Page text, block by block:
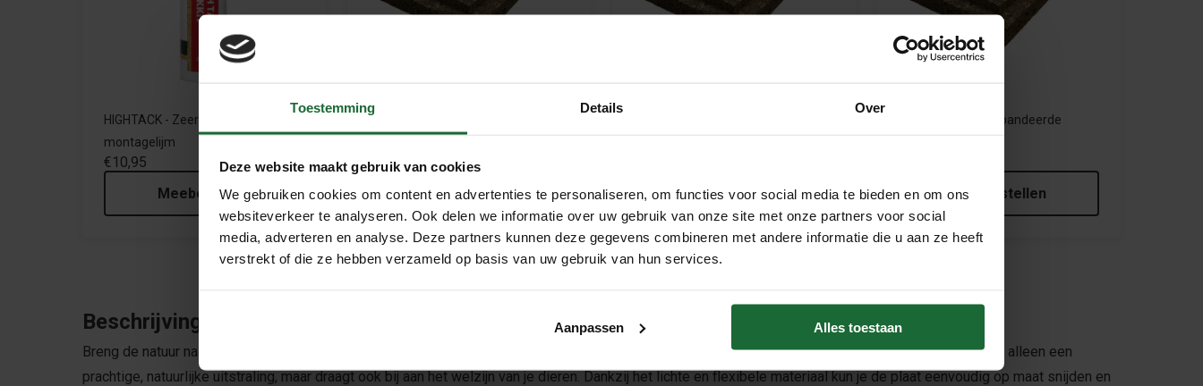
Toestemming Details Over
Deze website maakt gebruik van cookies
We gebruiken cookies om content en advertenties te personaliseren, om functies voor social media te bieden en om ons
websiteverkeer te analyseren. Ook delen we informatie over uw gebruik van onze site met onze partners voor social
media, adverteren en analyse. Deze partners kunnen deze gegevens combineren met andere informatie die u aan ze heeft
verstrekt of die ze hebben verzameld op basis van uw gebruik van hun services.
Aanpassen Alles toestaan
HIGHTACK - Zeer sterke
montagelijm
€10,95
Meebestellen
Achterwand Geëxpandeerde
€15,95
Meebestellen
Meebestellen
Achterwand Geëxpandeerde
Meebestellen
Beschrijving
Breng de natuur naar je terrarium of volière met deze geëxpandeerde kurkplaat (100x50x2 cm). Deze duurzame en veelzijdige achterwand biedt niet alleen een
prachtige, natuurlijke uitstraling, maar draagt ook bij aan het welzijn van je dieren. Dankzij het lichte en flexibele materiaal kun je de plaat eenvoudig op maat snijden en